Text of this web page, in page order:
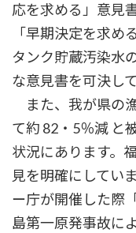
応を求める」意見
「早期決定を求め
タンク貯蔵汚染水
な意見書を可決し
また、我が県の
て約 82・5％減 と
状況にあります。
見を明確にしてい
ー庁が開催した際
島第一原発事故に